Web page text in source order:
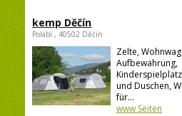
kemp Děčín
Polabí , 40502 Děčín
Zelte,
Aufbewahrung,
und Duschen,
für...
www Seiten